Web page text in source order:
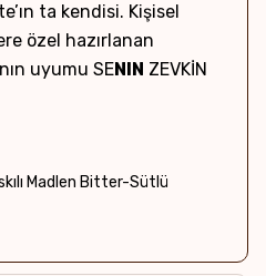
ta kendisi. Kişisel
özel hazırlanan
uyumu SENIN ZEVKİN
Madlen Bitter-Sütlü